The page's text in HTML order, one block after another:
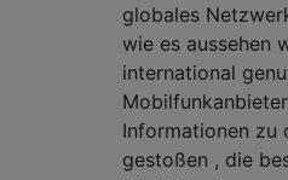
globales
wie es aussehen
international
Informationen zu
gestoßen , die